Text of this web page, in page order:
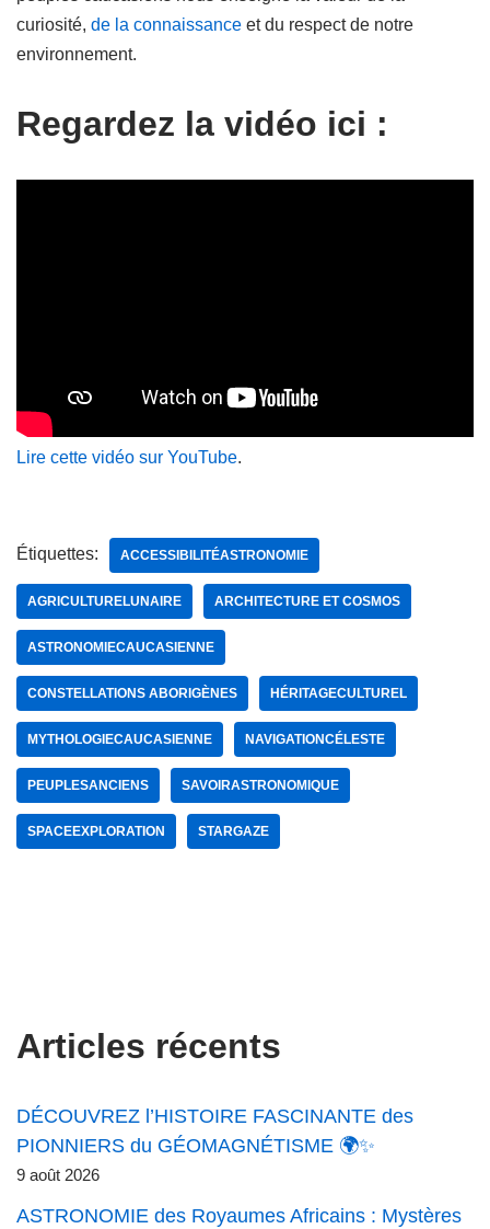
curiosité, de la connaissance et du respect de notre
environnement.
Regardez la vidéo ici :
Lire cette vidéo sur YouTube.
Étiquettes: ACCESSIBILITÉASTRONOMIE
AGRICULTURELUNAIRE ARCHITECTURE ET COSMOS
ASTRONOMIECAUCASIENNE
CONSTELLATIONS ABORIGÈNES HÉRITAGECULTUREL
MYTHOLOGIECAUCASIENNE NAVIGATIONCÉLESTE
PEUPLESANCIENS SAVOIRASTRONOMIQUE
SPACEEXPLORATION STARGAZE
Articles récents
DÉCOUVREZ l’HISTOIRE FASCINANTE des
PIONNIERS du GÉOMAGNÉTISME 🌍✨
9 août 2026
ASTRONOMIE des Royaumes Africains : Mystères